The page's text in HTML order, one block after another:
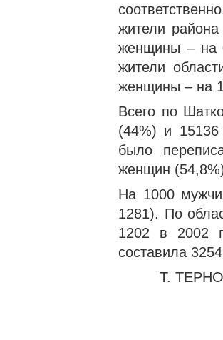
жители
женщины – на
жители
женщины – на
Всего по
(44%) и 15136
было
женщин
На 1000
1281). По
1202 в 2002
составила
Т.